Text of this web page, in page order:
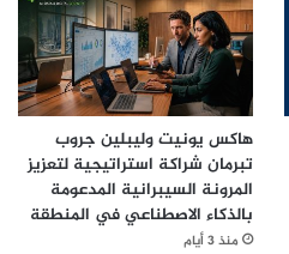
هاكس يونيت وليبلين جروب
تبرمان شراكة استراتيجية لتعزيز
المرونة السيبرانية المدعومة
بالذكاء الاصطناعي في المنطقة
منذ 3 أيام